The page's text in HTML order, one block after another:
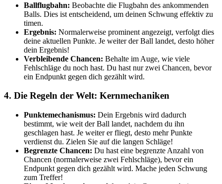
Ballflugbahn: Beobachte die Flugbahn des ankommenden
Balls. Dies ist entscheidend, um deinen Schwung effektiv zu
timen.
Ergebnis: Normalerweise prominent angezeigt, verfolgt dies
deine aktuellen Punkte. Je weiter der Ball landet, desto höher
dein Ergebnis!
Verbleibende Chancen: Behalte im Auge, wie viele
Fehlschläge du noch hast. Du hast nur zwei Chancen, bevor
ein Endpunkt gegen dich gezählt wird.
4. Die Regeln der Welt: Kernmechaniken
Punktemechanismus: Dein Ergebnis wird dadurch
bestimmt, wie weit der Ball landet, nachdem du ihn
geschlagen hast. Je weiter er fliegt, desto mehr Punkte
verdienst du. Zielen Sie auf die langen Schläge!
Begrenzte Chancen: Du hast eine begrenzte Anzahl von
Chancen (normalerweise zwei Fehlschläge), bevor ein
Endpunkt gegen dich gezählt wird. Mache jeden Schwung
zum Treffer!